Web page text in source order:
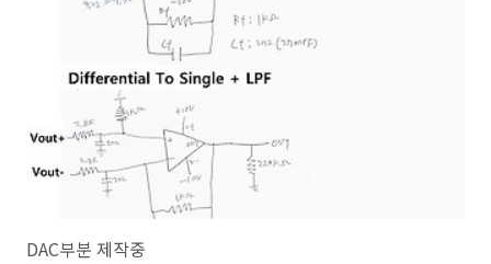
DAC부분 제작중